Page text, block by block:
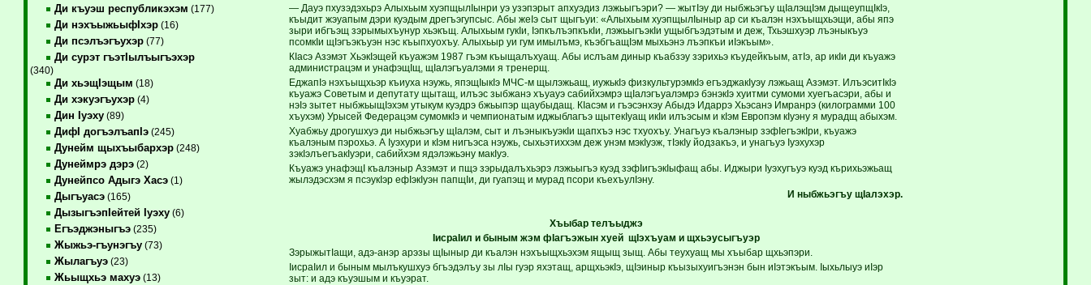
Ди къуэш республикэхэм (177)
Ди нэхъыжьыфIхэр(16)
Ди псэлъэгъухэр(77)
Ди сурэт гъэтIылъыгъэхэр
(340)
Ди хьэщIэщым (18)
Ди хэкуэгъухэр(4)
Дин Iуэху(89)
ДифI догъэлъапIэ(245)
Дунейм щыхъыбархэр(248)
Дунеймрэ дэрэ(2)
Дунейпсо Адыгэ Хасэ(1)
Дыгъуасэ(165)
ДызыгъэпIейтей Iуэху(6)
Егъэджэныгъэ(235)
Жыжьэ-гъунэгъу(73)
Жылагъуэ(23)
Жьыщхьэ махуэ(13)
— Дауэ пхузэдэхьрэ Алыхьым хуэпщылIынри уэ узэпэрыт апхуэдиз лэжьыгъэри? — жытIэу ди ныбжьэгъу щIалэщIэм дыщеупщIкIэ,
къыдит жэуапым дэри куэдым дрегъэгупсыс. Абы жеIэ сыт щыгъуи: «Алыхьым хуэпщылIыныр ар си къалэн нэхъыщхьэщи, абы япэ
зыри ибгъэщ зэрымыхъунур хьэкъщ. Алыхьым гукIи, IэпкълъэпкъкIи, лэжьыгъэкIи ущыбгъэдэтым и деж, Тхьэшхуэр лъэныкъуэ
псомкIи щIэгъэкъуэн нэс къыпхуохъу. Алыхьыр уи гум имылъмэ, къэбгъащIэм мыхьэнэ лъэпкъи иIэкъым».
КIасэ Азэмэт ХьэкIэщей къуажэм 1987 гъэм къыщалъхуащ. Абы ислъам диныр къабзэу зэрихьэ къудейкъым, атIэ, ар икIи ди къуажэ
администрацэм и унафэщIщ, щIалэгъуалэми я тренерщ.
ЕджапIэ нэхъыщхьэр къиуха нэужь, япэщIыкIэ МЧС-м щылэжьащ, иужькIэ физкультурэмкIэ егъэджакIуэу лэжьащ Азэмэт. ИлъэситIкIэ
къуажэ Советым и депутату щытащ, илъэс зыбжанэ хъуауэ сабийхэмрэ щIалэгъуалэмрэ бэнэкIэ хуитми сумоми хуегъасэри, абы и
нэIэ зытет ныбжьыщIэхэм утыкум куэдрэ бжьыпэр щаубыдащ. КIасэм и гъэсэнхэу Абыдэ Идаррэ Хьэсанэ Имранрэ (килограмми 100
хъухэм) Урысей Федерацэм сумомкIэ и чемпионатым иджыблагъэ щытекIуащ икIи илъэсым и кIэм Европэм кIуэну я мурадщ абыхэм.
Хуабжьу дрогушхуэ ди ныбжьэгъу щIалэм, сыт и лъэныкъуэкIи щапхъэ нэс тхуохъу. Унагъуэ къалэныр зэфIегъэкIри, къуажэ
къалэным пэрохьэ. А Iуэхури и кIэм нигъэса нэужь, сыхьэтиххэм деж унэм мэкIуэж, тIэкIу йодзакъэ, и унагъуэ Iуэхухэр
зэкIэлъегъакIуэри, сабийхэм ядэлэжьэну макIуэ.
Къуажэ унафэщI къалэныр Азэмэт и пщэ зэрыдалъхьэрэ лэжьыгъэ куэд зэфIигъэкIыфащ абы. Иджыри Iуэхугъуэ куэд кърихьэжьащ
жылэдэсхэм я псэукIэр ефIэкIуэн папщIи, ди гуапэщ и мурад псори къехъулIэну.
И ныбжьэгъу щIалэхэр.
Хъыбар телъыджэ
IисраIил и быным жэм фIагъэжын хуей щIэхъуам и щхьэусыгъуэр
ЗэрыжытIащи, адэ-анэр арэзы щIыныр ди къалэн нэхъыщхьэхэм ящыщ зыщ. Абы теухуащ мы хъыбар щхьэпэри.
IисраIил и быным мылъкушхуэ бгъэдэлъу зы лIы гуэр яхэтащ, арщхьэкIэ, щIэиныр къызыхуигъэнэн бын иIэтэкъым. Iыхьлыуэ иIэр
зыт: и адэ къуэшым и къуэрат.